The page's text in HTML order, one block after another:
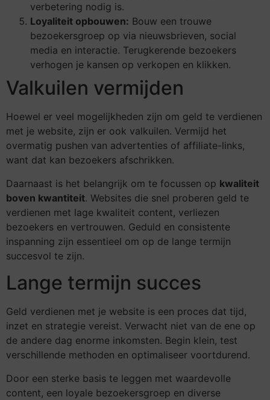
verbetering nodig is.
Loyaliteit opbouwen: Bouw een trouwe
bezoekersgroep op via nieuwsbrieven, social
media en interactie. Terugkerende bezoekers
verhogen je kansen op verkopen en klikken.
Valkuilen vermijden
Hoewel er veel mogelijkheden zijn om geld te verdienen
met je website, zijn er ook valkuilen. Vermijd het
overmatig pushen van advertenties of affiliate-links,
want dat kan bezoekers afschrikken.
Daarnaast is het belangrijk om te focussen op kwaliteit
boven kwantiteit. Websites die snel proberen geld te
verdienen met lage kwaliteit content, verliezen
bezoekers en vertrouwen. Geduld en consistente
inspanning zijn essentieel om op de lange termijn
succesvol te zijn.
Lange termijn succes
Geld verdienen met je website is een proces dat tijd,
inzet en strategie vereist. Verwacht niet van de ene op
de andere dag enorme inkomsten. Begin klein, test
verschillende methoden en optimaliseer voortdurend.
Door een sterke basis te leggen met waardevolle
content, een loyale bezoekersgroep en diverse